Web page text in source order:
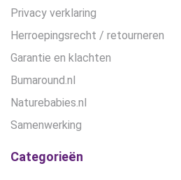
Privacy verklaring
Herroepingsrecht / retourneren
Garantie en klachten
Bumaround.nl
Naturebabies.nl
Samenwerking
Categorieën